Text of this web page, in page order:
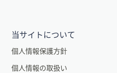
当サイトについて
個人情報保護方針
個人情報の取扱い